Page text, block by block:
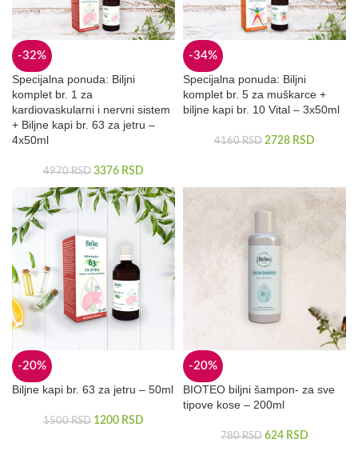
-32%
Specijalna ponuda: Biljni
komplet br. 1 za
kardiovaskularni i nervni sistem
+ Biljne kapi br. 63 za jetru –
4x50ml
4970RSD 3376 RSD
-34%
Specijalna ponuda: Biljni
komplet br. 5 za muškarce +
biljne kapi br. 10 Vital – 3x50ml
4160RSD 2728 RSD
-20%
Biljne kapi br. 63 za jetru – 50ml
1500RSD 1200 RSD
-20%
BIOTEO biljni šampon- za sve
tipove kose – 200ml
780RSD 624 RSD